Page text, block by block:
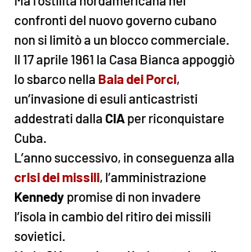
confronti del nuovo governo cubano
non si limitò a un blocco commerciale.
Il 17 aprile 1961 la Casa Bianca appoggiò
lo sbarco nella Baia dei Porci,
un’invasione di esuli anticastristi
addestrati dalla CIA per riconquistare
Cuba.
L’anno successivo, in conseguenza alla
crisi dei missili, l’amministrazione
Kennedy promise di non invadere
l’isola in cambio del ritiro dei missili
sovietici.